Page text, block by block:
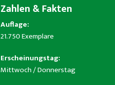
Zahlen & Fakten
Auflage:
21.750 Exemplare
Erscheinungstag:
Mittwoch / Donnerstag